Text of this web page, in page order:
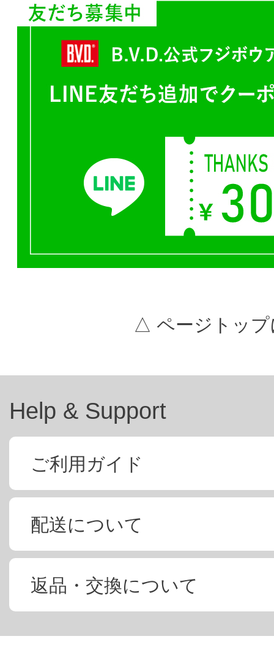
△ ページトップ
Help & Support
ご利用ガイド
配送について
返品・交換について